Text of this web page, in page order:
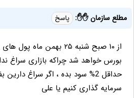
مطلع سازمان ✋✋: پاسخ
از ١٠ صبح شنبه ۲۵ بهمن
بورس خواهد شد چراكه بازارى سراغ
حداقل 2% سود بده ، اگر سراغ
سرمایه گذاری کنیم یا علی